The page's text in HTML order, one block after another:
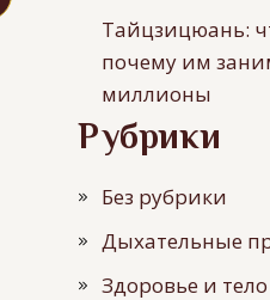
Тайцзицюань:
почему им
миллионы
Рубрики
Без рубрики
Дыхательные
Здоровье и тело